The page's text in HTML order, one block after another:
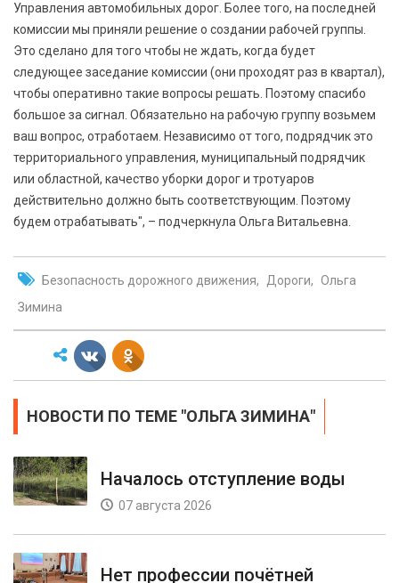
Управления автомобильных дорог. Более того, на последней
комиссии мы приняли решение о создании рабочей группы.
Это сделано для того чтобы не ждать, когда будет
следующее заседание комиссии (они проходят раз в квартал),
чтобы оперативно такие вопросы решать. Поэтому спасибо
большое за сигнал. Обязательно на рабочую группу возьмем
ваш вопрос, отработаем. Независимо от того, подрядчик это
территориального управления, муниципальный подрядчик
или областной, качество уборки дорог и тротуаров
действительно должно быть соответствующим. Поэтому
будем отрабатывать", – подчеркнула Ольга Витальевна.
Безопасность дорожного движения Дороги
Ольга
Зимина
НОВОСТИ ПО ТЕМЕ "ОЛЬГА ЗИМИНА"
Началось отступление воды
07 августа 2026
Нет профессии почётней